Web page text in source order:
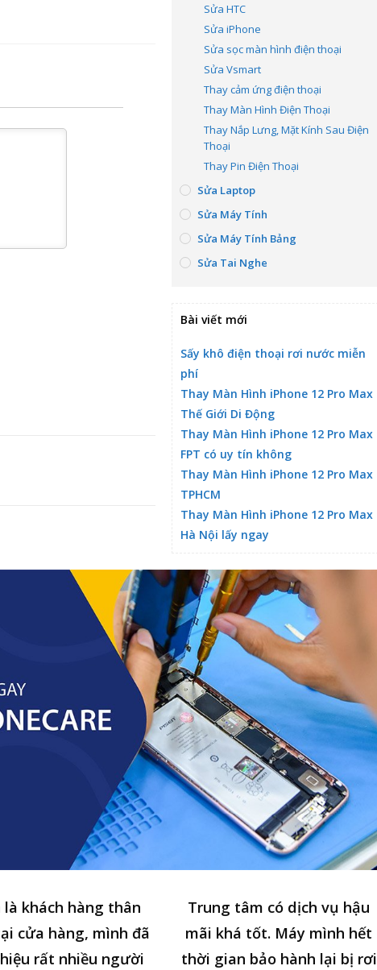
Sửa HTC
Sửa iPhone
Sửa sọc màn hình điện thoại
Sửa Vsmart
Thay cảm ứng điện thoại
Thay Màn Hình Điện Thoại
Thay Nắp Lưng, Mặt Kính Sau Điện
Thoại
Thay Pin Điện Thoại
Sửa Laptop
Sửa Máy Tính
Sửa Máy Tính Bảng
Sửa Tai Nghe
Bài viết mới
Sấy khô điện thoại rơi nước miễn
phí
Thay Màn Hình iPhone 12 Pro Max
Thế Giới Di Động
Thay Màn Hình iPhone 12 Pro Max
FPT có uy tín không
Thay Màn Hình iPhone 12 Pro Max
TPHCM
Thay Màn Hình iPhone 12 Pro Max
Hà Nội lấy ngay
là khách hàng thân
cửa hàng, mình đã
rất nhiều người
Trung tâm có dịch vụ hậu
mãi khá tốt. Máy mình hết
thời gian bảo hành lại bị rơi